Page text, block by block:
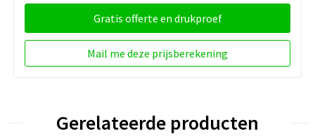
Gratis offerte en drukproef
Mail me deze prijsberekening
Gerelateerde producten